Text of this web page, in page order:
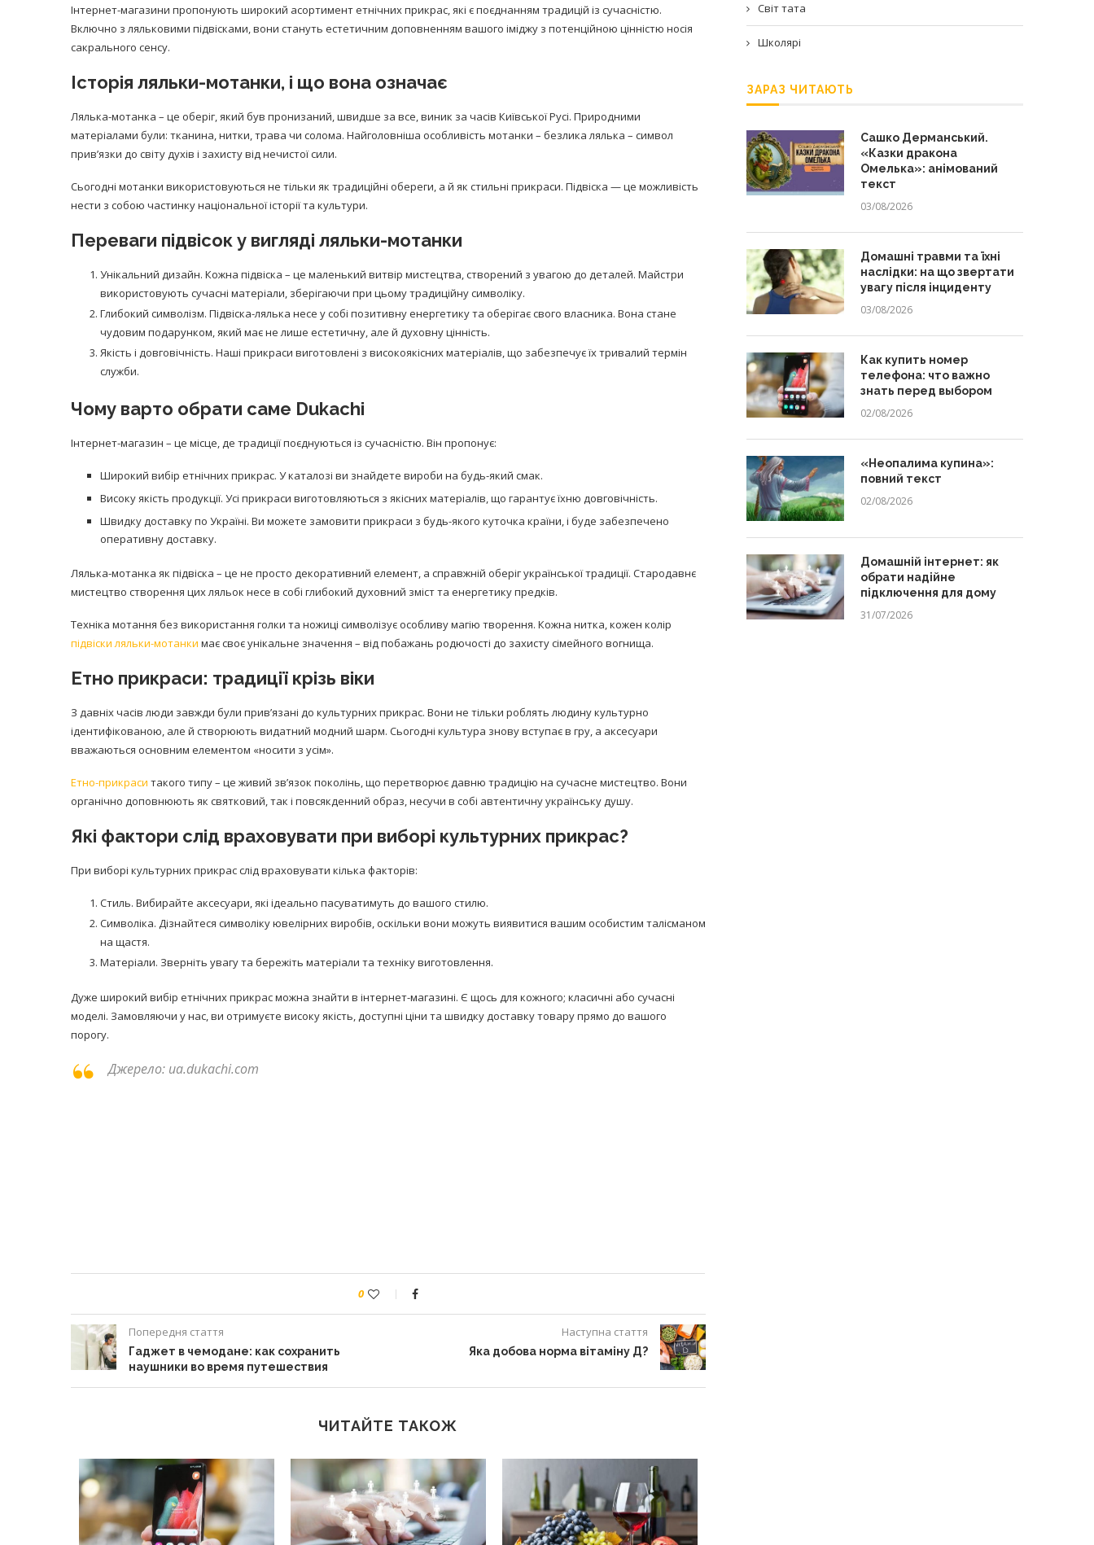
Інтернет-магазини пропонують широкий асортимент етнічних прикрас, які є поєднанням традицій із сучасністю.
Включно з ляльковими підвісками, вони стануть естетичним доповненням вашого іміджу з потенційною цінністю носія
сакрального сенсу.
Історія ляльки-мотанки, і що вона означає
Лялька-мотанка – це оберіг, який був пронизаний, швидше за все, виник за часів Київської Русі. Природними
матеріалами були: тканина, нитки, трава чи солома. Найголовніша особливість мотанки – безлика лялька – символ
прив’язки до світу духів і захисту від нечистої сили.
Сьогодні мотанки використовуються не тільки як традиційні обереги, а й як стильні прикраси. Підвіска — це можливість
нести з собою частинку національної історії та культури.
Переваги підвісок у вигляді ляльки-мотанки
Унікальний дизайн. Кожна підвіска – це маленький витвір мистецтва, створений з увагою до деталей. Майстри
використовують сучасні матеріали, зберігаючи при цьому традиційну символіку.
Глибокий символізм. Підвіска-лялька несе у собі позитивну енергетику та оберігає свого власника. Вона стане
чудовим подарунком, який має не лише естетичну, але й духовну цінність.
Якість і довговічність. Наші прикраси виготовлені з високоякісних матеріалів, що забезпечує їх тривалий термін
служби.
Чому варто обрати саме Dukachi
Інтернет-магазин – це місце, де традиції поєднуються із сучасністю. Він пропонує:
Широкий вибір етнічних прикрас. У каталозі ви знайдете вироби на будь-який смак.
Високу якість продукції. Усі прикраси виготовляються з якісних матеріалів, що гарантує їхню довговічність.
Швидку доставку по Україні. Ви можете замовити прикраси з будь-якого куточка країни, і буде забезпечено
оперативну доставку.
Лялька-мотанка як підвіска – це не просто декоративний елемент, а справжній оберіг української традиції. Стародавнє
мистецтво створення цих ляльок несе в собі глибокий духовний зміст та енергетику предків.
Техніка мотання без використання голки та ножиці символізує особливу магію творення. Кожна нитка, кожен колір
підвіски ляльки-мотанки має своє унікальне значення – від побажань родючості до захисту сімейного вогнища.
Етно прикраси: традиції крізь віки
З давніх часів люди завжди були прив’язані до культурних прикрас. Вони не тільки роблять людину культурно
ідентифікованою, але й створюють видатний модний шарм. Сьогодні культура знову вступає в гру, а аксесуари
вважаються основним елементом «носити з усім».
Етно-прикраси такого типу – це живий зв’язок поколінь, що перетворює давню традицію на сучасне мистецтво. Вони
органічно доповнюють як святковий, так і повсякденний образ, несучи в собі автентичну українську душу.
Які фактори слід враховувати при виборі культурних прикрас?
При виборі культурних прикрас слід враховувати кілька факторів:
Стиль. Вибирайте аксесуари, які ідеально пасуватимуть до вашого стилю.
Символіка. Дізнайтеся символіку ювелірних виробів, оскільки вони можуть виявитися вашим особистим талісманом
на щастя.
Матеріали. Зверніть увагу та бережіть матеріали та техніку виготовлення.
Дуже широкий вибір етнічних прикрас можна знайти в інтернет-магазині. Є щось для кожного; класичні або сучасні
моделі. Замовляючи у нас, ви отримуєте високу якість, доступні ціни та швидку доставку товару прямо до вашого
порогу.
Джерело: ua.dukachi.com
0
Попередня стаття
Гаджет в чемодане: как сохранить
наушники во время путешествия
Наступна стаття
Яка добова норма вітаміну Д?
ЧИТАЙТЕ ТАКОЖ
Світ тата
Школярі
ЗАРАЗ ЧИТАЮТЬ
Сашко Дерманський.
«Казки дракона
Омелька»: анімований
текст
03/08/2026
Домашні травми та їхні
наслідки: на що звертати
увагу після інциденту
03/08/2026
Как купить номер
телефона: что важно
знать перед выбором
02/08/2026
«Неопалима купина»:
повний текст
02/08/2026
Домашній інтернет: як
обрати надійне
підключення для дому
31/07/2026